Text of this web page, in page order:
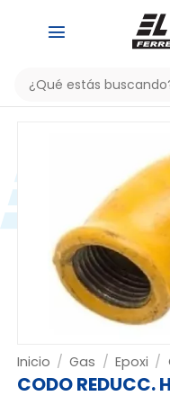
Buscar
por:
Inicio / Gas / Epoxi /
CODO REDUCC.